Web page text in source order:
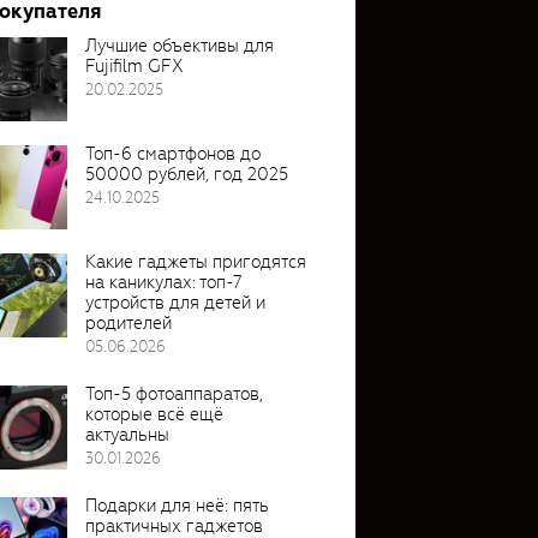
Лучшие объективы для
Fujifilm GFX
20.02.2025
Топ-6 смартфонов до
50000 рублей, год 2025
24.10.2025
Какие гаджеты пригодятся
на каникулах: топ-7
устройств для детей и
родителей
05.06.2026
Топ-5 фотоаппаратов,
которые всё ещё
актуальны
30.01.2026
Подарки для неё: пять
практичных гаджетов